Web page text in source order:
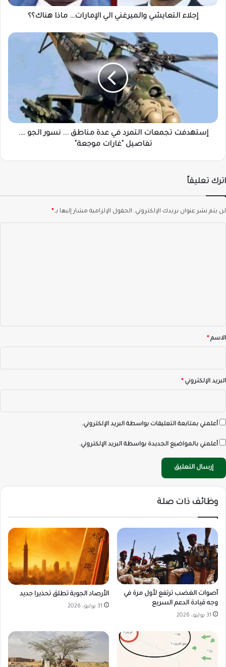
إجلاء التعايشي والميرغني الي الإمارات… ماذا هناك؟؟
إستهدفت
التمرد
مناطق
الجو
إستهدفت تجمعات التمرد في عدة مناطق ... نسور الجو ….
تفاصيل "غارات موجعة"
اترك تعليقاً
لن يتم نشر عنوان بريدك الإلكتروني. الحقول الإلزامية مشار إليها بـ*
*الاسم*
البريد الإلكتروني*
أعلمني بمتابعة التعليقات بواسطة البريد الإلكتروني.
أعلمني بالمواضيع الجديدة بواسطة البريد الإلكتروني.
وظائف ذات صلة
أصوات الغضب ترتفع لأول مرة في
وجه قيادة الدعم السريع
31 يوليو، 2026
الأرصاد الجوية تطلق تحذيرا جديد
31 يوليو، 2026